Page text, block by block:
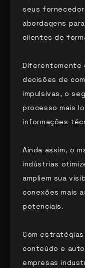
seus
abordagens
clientes de
Diferentemente
decisões de
impulsivas, o
processo mais
informações
Ainda assim, o
indústrias
ampliem sua
conexões mais
potenciais.
Com estratégias
conteúdo e
empresas